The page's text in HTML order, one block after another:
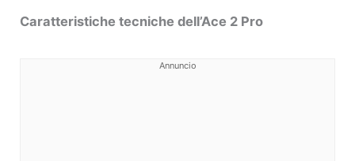
Caratteristiche tecniche dell’Ace 2 Pro
Annuncio